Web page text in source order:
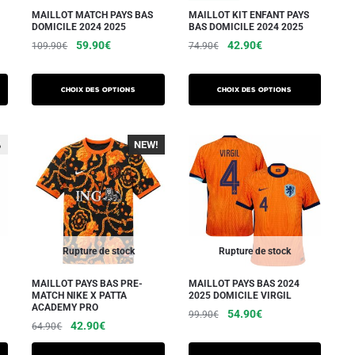
sur
la
page
du
produit
sur
la
page
du
produit
MAILLOT MATCH PAYS BAS
DOMICILE 2024 2025
109.90€
Le
était :
59.90€Le
est :
Choix des options
Ce
produit
variations.
Les
options
peuvent
choisies
la
page
du
produit
MAILLOT KIT ENFANT PAYS
BAS DOMICILE 2024 2025
74.90€
Le
était :
42.90€Le
est :
Choix des options
Ce
produit
plusieurs
variations.
Les
options
peuvent
être
choisies
la
page
produit
Rupture de stock
-40%
NEW!
MAILLOT PAYS BAS PRE-
MATCH NIKE X PATTA
ACADEMY PRO
64.90€
Le
prix
42.90€Le
prix
Rupture de stock
MAILLOT PAYS BAS 2024
2025 DOMICILE VIRGIL
99.90€
Le
54.90€Le
Ce